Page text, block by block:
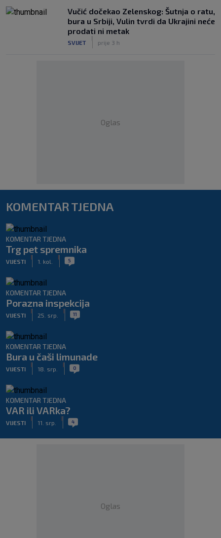
Vučić dočekao Zelenskog: Šutnja o ratu,
bura u Srbiji, Vulin tvrdi da Ukrajini neće
prodati ni metak
SVIJET prije 3 h
Oglas
KOMENTAR TJEDNA
KOMENTAR TJEDNA
Trg pet spremnika
VIJESTI 1. kol. 5
KOMENTAR TJEDNA
Porazna inspekcija
VIJESTI 25. srp. 11
KOMENTAR TJEDNA
Bura u čaši limunade
VIJESTI 18. srp. 0
KOMENTAR TJEDNA
VAR ili VARka?
VIJESTI 11. srp. 4
Oglas